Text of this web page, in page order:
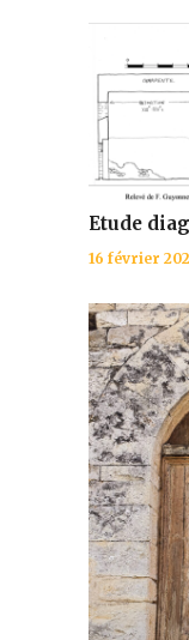
Etude
16 février